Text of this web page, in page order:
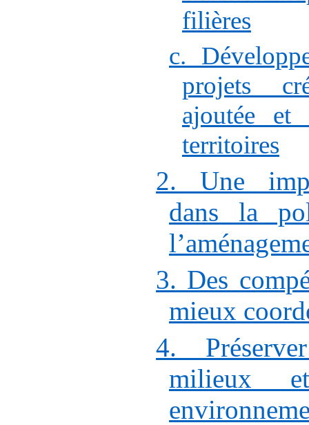
filières
c.
projets
ajoutée et
territoires
2. Une
dans la
3. Des
mieux
4.
milieux